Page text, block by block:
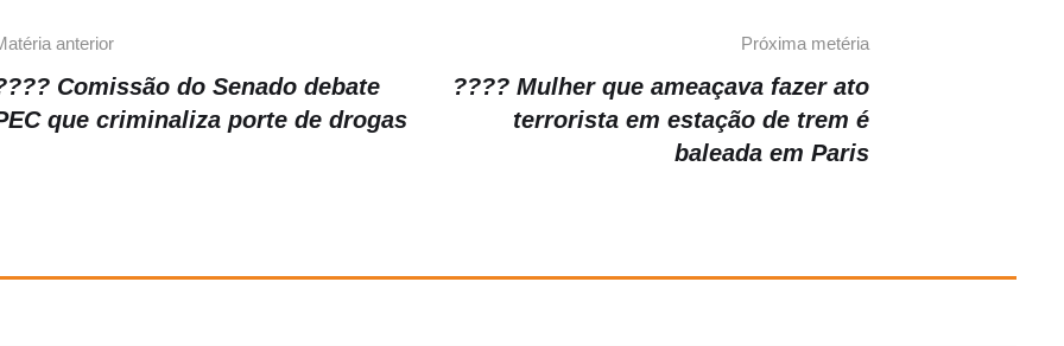
anterior
Comissão do Senado debate
que criminaliza porte de drogas
Próxima metéria
???? Mulher que ameaçava fazer ato
terrorista em estação de trem é
baleada em Paris